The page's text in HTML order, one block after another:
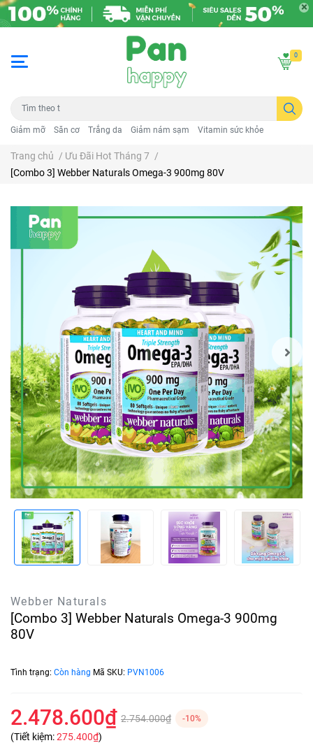
Giảm mỡ Săn cơ Trắng da Giảm nám sạm Vitamin sức khỏe
0
Trang chủ / Ưu Đãi Hot Tháng 7 /
[Combo 3] Webber Naturals Omega-3 900mg 80V
Webber Naturals
[Combo 3] Webber Naturals Omega-3 900mg
80V
Tình trạng: Còn hàng Mã SKU: PVN1006
2.478.600₫ 2.754.000₫ -10%
(Tiết kiệm:275.400₫)